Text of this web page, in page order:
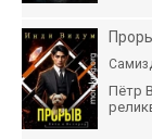
Пётр